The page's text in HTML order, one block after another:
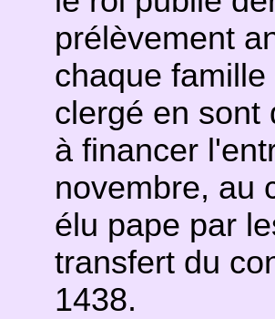
prélèvement
chaque
clergé en sont
à financer
novembre, au
élu pape par
transfert du
1438.